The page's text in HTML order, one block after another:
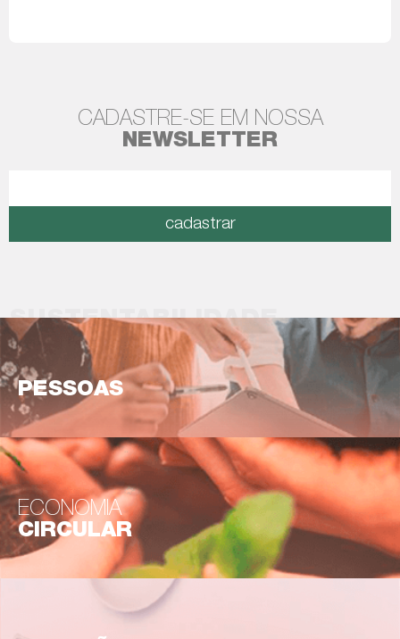
CADASTRE-SE EM NOSSA
NEWSLETTER
cadastrar
SUSTENTABILIDADE
PESSOAS
ECONOMIA
CIRCULAR